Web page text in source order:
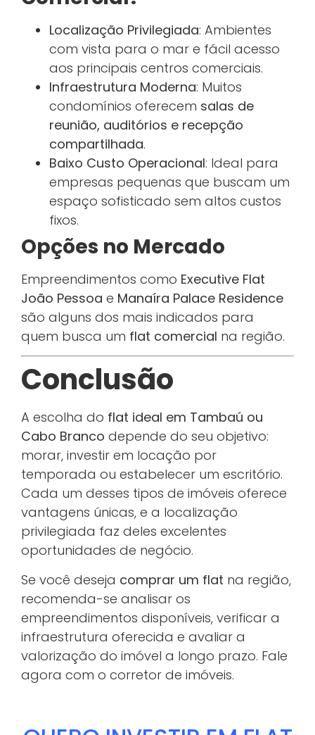
Localização Privilegiada: Ambientes
com vista para o mar e fácil acesso
aos principais centros comerciais.
Infraestrutura Moderna: Muitos
condomínios oferecem salas de
reunião, auditórios e recepção
compartilhada.
Baixo Custo Operacional: Ideal para
empresas pequenas que buscam um
espaço sofisticado sem altos custos
fixos.
Opções no Mercado
Empreendimentos como Executive Flat
João Pessoa e Manaíra Palace Residence
são alguns dos mais indicados para
quem busca um flat comercial na região.
Conclusão
A escolha do flat ideal em Tambaú ou
Cabo Branco depende do seu objetivo:
morar, investir em locação por
temporada ou estabelecer um escritório.
Cada um desses tipos de imóveis oferece
vantagens únicas, e a localização
privilegiada faz deles excelentes
oportunidades de negócio.
Se você deseja comprar um flat na região,
recomenda-se analisar os
empreendimentos disponíveis, verificar a
infraestrutura oferecida e avaliar a
valorização do imóvel a longo prazo. Fale
agora com o corretor de imóveis.